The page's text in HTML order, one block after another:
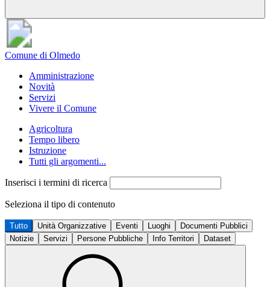
Comune di Olmedo
Amministrazione
Novità
Servizi
Vivere il Comune
Agricoltura
Tempo libero
Istruzione
Tutti gli argomenti...
Inserisci i termini di ricerca
Seleziona il tipo di contenuto
Tutto Unità Organizzative Eventi Luoghi
Documenti Pubblici
Notizie
Servizi Persone Pubbliche Info Territori Dataset